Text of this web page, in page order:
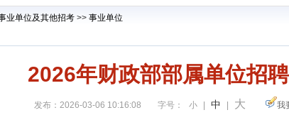
业单位及其他招考 >> 事业单位
2026年财政部部属单位招
发布：2026-03-06 10:16:08 字号： 小 中 大 我